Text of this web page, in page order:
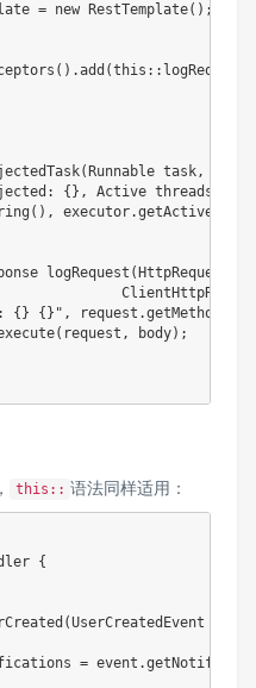
= new RestTemplate( ) ;
( ) .add (this :: logRequest
( Runnable task,
{}, Active threads: {}"
( ) , executor.getActiveCount
logRequest ( HttpRequest
{} {}" , request .getMethod
( request , body) ;
this:: 语法同样适用：
{
(UserCreatedEvent
= event .